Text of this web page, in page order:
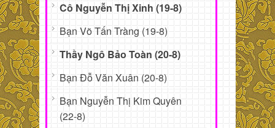
Cô Nguyễn Thị Xinh (19-8)
Bạn Võ Tấn Tràng (19-8)
Thầy Ngô Bảo Toàn (20-8)
Bạn Đỗ Văn Xuân (20-8)
Bạn Nguyễn Thị Kim Quyên
(22-8)